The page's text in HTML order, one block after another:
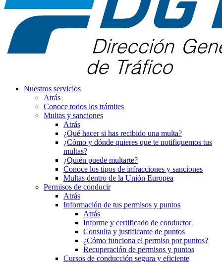
Nuestros servicios
Atrás
Conoce todos los trámites
Multas y sanciones
Atrás
¿Qué hacer si has recibido una multa?
¿Cómo y dónde quieres que te notifiquemos tus
multas?
¿Quién puede multarte?
Conoce los tipos de infracciones y sanciones
Multas dentro de la Unión Europea
Permisos de conducir
Atrás
Información de tus permisos y puntos
Atrás
Informe y certificado de conductor
Consulta y justificante de puntos
¿Cómo funciona el permiso por puntos?
Recuperación de permisos y puntos
Cursos de conducción segura y eficiente